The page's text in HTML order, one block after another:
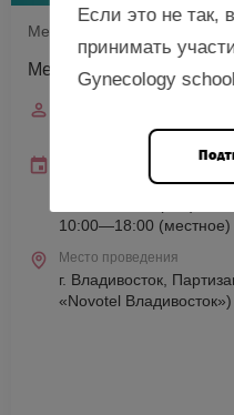
Международная школа
Метаболическое
11 сентября 2026
10:00—18:00 (местное)
Место проведения
г. Владивосток,
«Novotel Владивосток»)
Если это не так,
принимать
Gynecology